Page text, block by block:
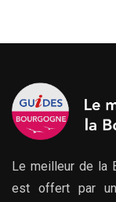
Le meilleur de la
est offert par